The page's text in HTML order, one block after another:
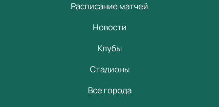
Расписание матчей
Новости
Клубы
Стадионы
Все города